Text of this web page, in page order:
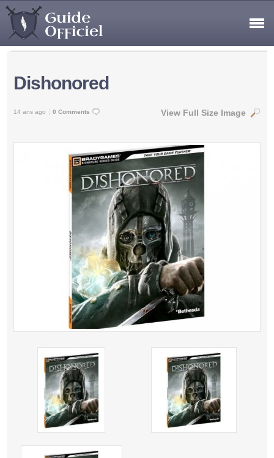
Dishonored
14 ans ago 0 Comments View Full Size Image